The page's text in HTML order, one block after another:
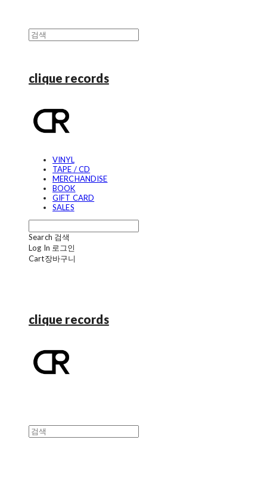
clique records
VINYL
TAPE / CD
MERCHANDISE
BOOK
GIFT CARD
SALES
Search 검색
Log In 로그인
Cart장바구니
clique records